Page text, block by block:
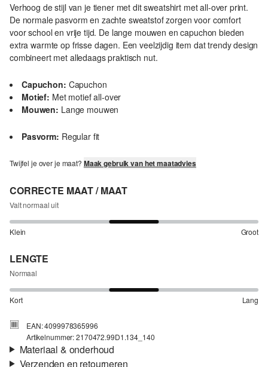
Verhoog de stijl van je tiener met dit sweatshirt met all-over print.
De normale pasvorm en zachte sweatstof zorgen voor comfort
voor school en vrije tijd. De lange mouwen en capuchon bieden
extra warmte op frisse dagen. Een veelzijdig item dat trendy design
combineert met alledaags praktisch nut.
Capuchon: Capuchon
Motief: Met motief all-over
Mouwen: Lange mouwen
Pasvorm: Regular fit
Twijfel je over je maat? Maak gebruik van het maatadvies
CORRECTE MAAT / MAAT
Valt normaal uit
Klein Groot
LENGTE
Normaal
Kort Lang
EAN: 4099978365996
Artikelnummer: 2170472.99D1.134_140
Materiaal & onderhoud
Verzenden en retourneren